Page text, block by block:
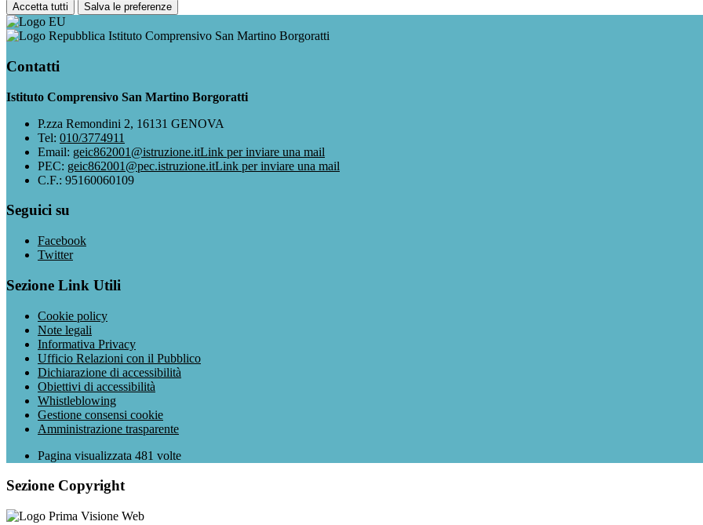
Accetta tutti Salva le preferenze
Istituto Comprensivo San Martino Borgoratti
Contatti
Istituto Comprensivo San Martino Borgoratti
P.zza Remondini 2, 16131 GENOVA
Tel: 010/3774911
Email: geic862001@istruzione.itLink per inviare una mail
PEC: geic862001@pec.istruzione.itLink per inviare una mail
C.F.: 95160060109
Seguici su
Facebook
Twitter
Sezione Link Utili
Cookie policy
Note legali
Informativa Privacy
Ufficio Relazioni con il Pubblico
Dichiarazione di accessibilità
Obiettivi di accessibilità
Whistleblowing
Gestione consensi cookie
Amministrazione trasparente
Pagina visualizzata 481 volte
Sezione Copyright